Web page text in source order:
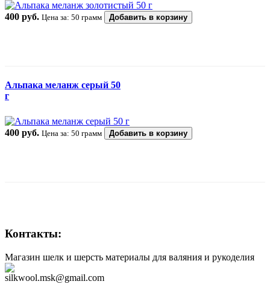
400 руб. Цена за: 50 грамм Добавить в корзину
Альпака меланж серый 50
г
400 руб. Цена за: 50 грамм Добавить в корзину
Контакты:
Магазин шелк и шерсть материалы для валяния и рукоделия
silkwool.msk@gmail.com